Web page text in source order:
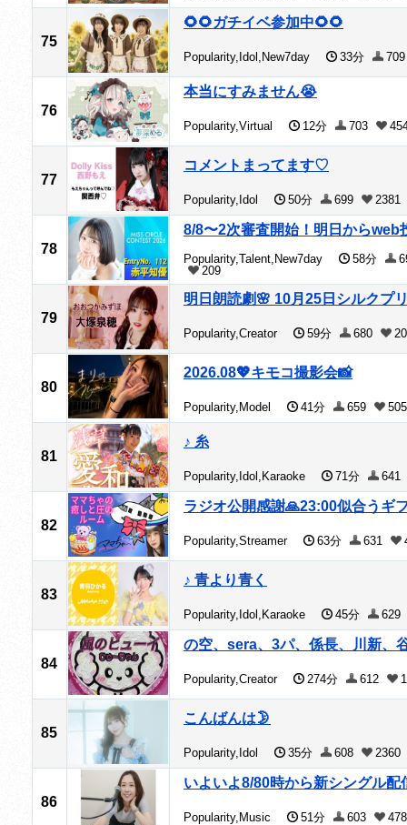
75
🌻🌻ガチイベ参加中🌻🌻
Popularity,Idol,New7day 33分
76
本当にすみません😭
Popularity,Virtual 12分 703
77
コメントまってます♡
Popularity,Idol 50分 699 2381
78
8/8〜2次審査開始！明日からweb
Popularity,Talent,New7day 58分
209
79
明日朗読劇🌸 10月25日シルクプ
Popularity,Creator 59分 680
80
2026.08💖キモコ撮影会📸
Popularity,Model 41分 659 505
81
♪ 糸
Popularity,Idol,Karaoke 71分 641
82
ラジオ公開感謝🙏23:00似合うギ
Popularity,Streamer 63分 631
83
♪ 青より青く
Popularity,Idol,Karaoke 45分 629
84
の空、sera、3パ、係長、川新、
Popularity,Creator 274分 612
85
こんばんは🌛
Popularity,Idol 35分 608 2360
86
いよいよ8/80時から新シングル配
Popularity,Music 51分 603 478